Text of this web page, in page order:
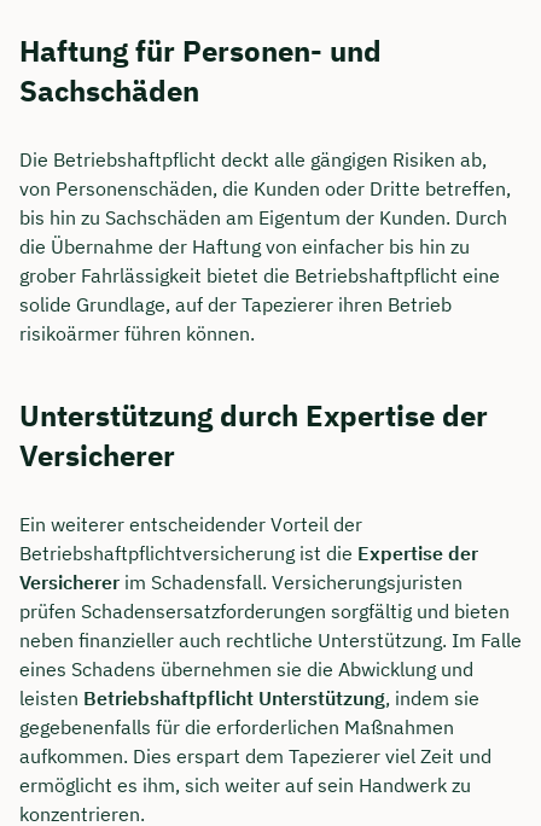
Haftung für Personen- und
Sachschäden
Die Betriebshaftpflicht deckt alle gängigen Risiken ab,
von Personenschäden, die Kunden oder Dritte betreffen,
bis hin zu Sachschäden am Eigentum der Kunden. Durch
die Übernahme der Haftung von einfacher bis hin zu
grober Fahrlässigkeit bietet die Betriebshaftpflicht eine
solide Grundlage, auf der Tapezierer ihren Betrieb
risikoärmer führen können.
Unterstützung durch Expertise der
Versicherer
Ein weiterer entscheidender Vorteil der
Betriebshaftpflichtversicherung ist die Expertise der
Versicherer im Schadensfall. Versicherungsjuristen
prüfen Schadensersatzforderungen sorgfältig und bieten
neben finanzieller auch rechtliche Unterstützung. Im Falle
eines Schadens übernehmen sie die Abwicklung und
leisten Betriebshaftpflicht Unterstützung, indem sie
gegebenenfalls für die erforderlichen Maßnahmen
aufkommen. Dies erspart dem Tapezierer viel Zeit und
ermöglicht es ihm, sich weiter auf sein Handwerk zu
konzentrieren.